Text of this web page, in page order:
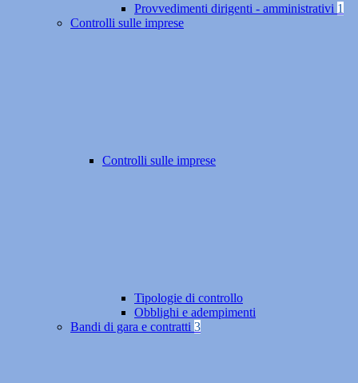
Provvedimenti dirigenti - amministrativi 1
Controlli sulle imprese
Controlli sulle imprese
Tipologie di controllo
Obblighi e adempimenti
Bandi di gara e contratti 3